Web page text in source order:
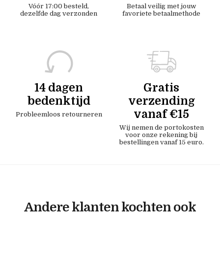
Vóór 17:00 besteld,
dezelfde dag verzonden
Betaal veilig met jouw
favoriete betaalmethode
14 dagen
bedenktijd
Probleemloos retourneren
Gratis
verzending
vanaf €15
Wij nemen de portokosten
voor onze rekening bij
bestellingen vanaf 15 euro.
Andere klanten kochten ook